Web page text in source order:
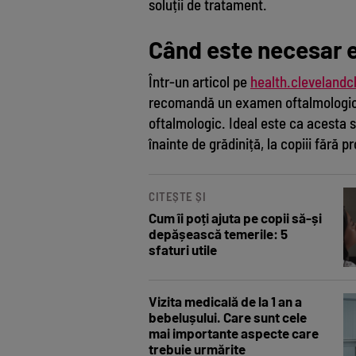
soluții de tratament.
Când este
Într-un articol pe
recomandă un examen
oftalmologic. Ideal este ca acesta
înainte de grădiniță, la copiii fără
CITEȘTE ȘI
Cum îi poți ajuta pe copii să-și
depășească temerile: 5
sfaturi utile
Vizita medicală de la 1 an a
bebelușului. Care sunt cele
mai importante aspecte care
trebuie urmărite